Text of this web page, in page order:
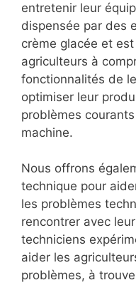
entretenir leur
dispensée par des
crème glacée et
agriculteurs à
fonctionnalités de
optimiser leur
problèmes
machine.
Nous offrons
technique pour
les problèmes
rencontrer avec
techniciens
aider les
problèmes, à